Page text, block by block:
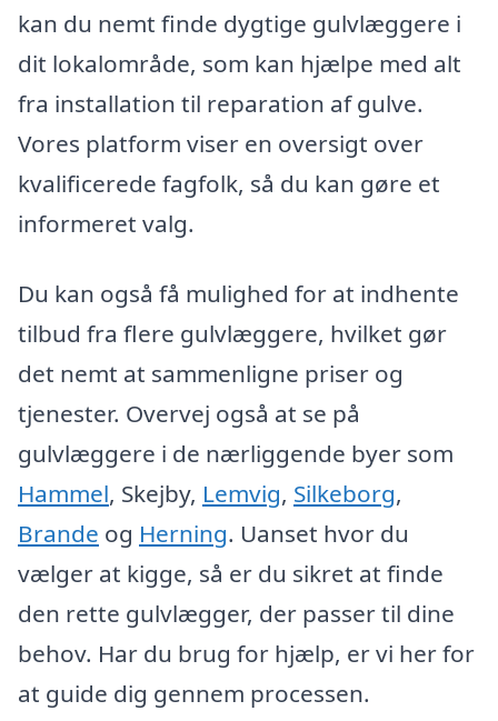
kan du nemt finde dygtige gulvlæggere i
dit lokalområde, som kan hjælpe med alt
fra installation til reparation af gulve.
Vores platform viser en oversigt over
kvalificerede fagfolk, så du kan gøre et
informeret valg.
Du kan også få mulighed for at indhente
tilbud fra flere gulvlæggere, hvilket gør
det nemt at sammenligne priser og
tjenester. Overvej også at se på
gulvlæggere i de nærliggende byer som
Hammel, Skejby, Lemvig, Silkeborg,
Brande og Herning. Uanset hvor du
vælger at kigge, så er du sikret at finde
den rette gulvlægger, der passer til dine
behov. Har du brug for hjælp, er vi her for
at guide dig gennem processen.